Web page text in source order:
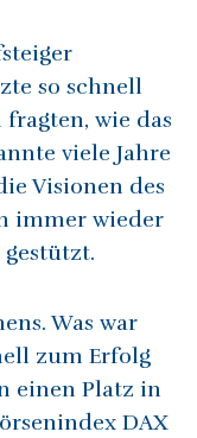
so schnell
wie das
viele Jahre
Visionen des
immer wieder
Was war
zum Erfolg
einen Platz in
DAX